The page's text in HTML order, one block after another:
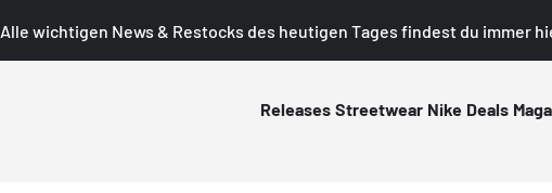
Alle wichtigen News & Restocks des heutigen Tages findest du immer
Releases Streetwear Nike Deals